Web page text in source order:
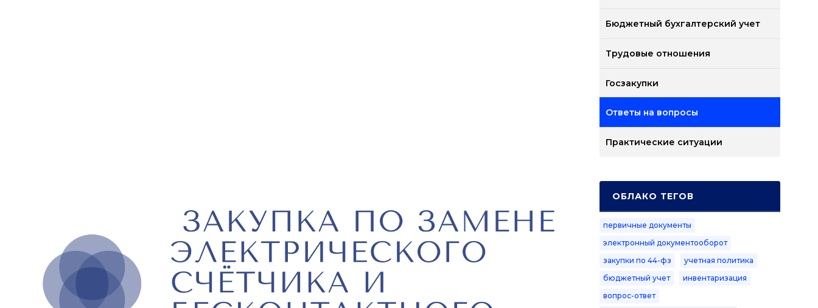
Бюджетный бухгалтерский учет
Трудовые отношения
Госзакупки
Ответы на вопросы
Практические ситуации
ОБЛАКО ТЕГОВ
первичные документы
электронный документооборот
закупки по 44-фз
учетная политика
бюджетный учет
инвентаризация
вопрос-ответ